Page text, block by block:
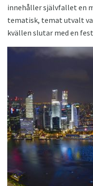
innehåller självfallet en
tematisk, temat utvalt
kvällen slutar med en